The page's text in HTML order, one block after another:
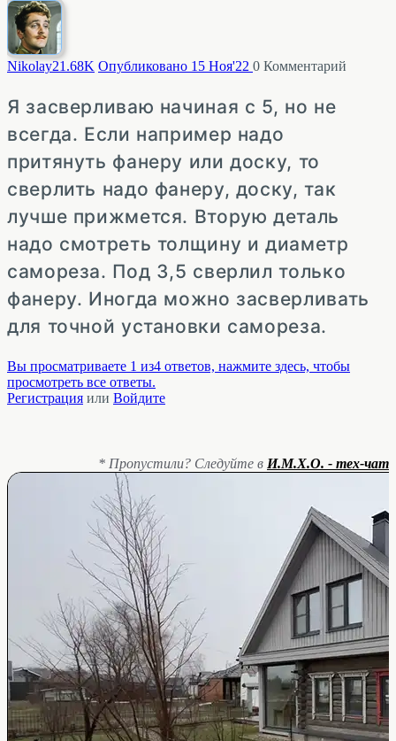
Nikolay21.68K Опубликовано 15 Ноя'22 0 Комментарий
Я засверливаю начиная с 5, но не
всегда. Если например надо
притянуть фанеру или доску, то
сверлить надо фанеру, доску, так
лучше прижмется. Вторую деталь
надо смотреть толщину и диаметр
самореза. Под 3,5 сверлил только
фанеру. Иногда можно засверливать
для точной установки самореза.
Вы просматриваете 1 из4 ответов, нажмите здесь, чтобы
просмотреть все ответы.
Регистрация или Войдите
* Пропустили? Следуйте в И.М.Х.О. - тех-чат